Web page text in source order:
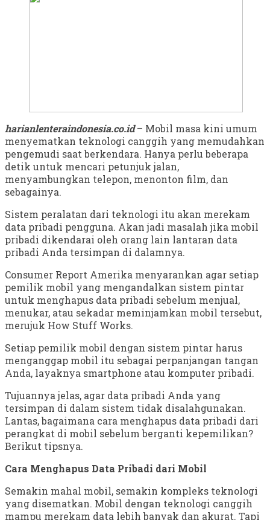
harianlenteraindonesia.co.id– Mobil masa kini umum
menyematkan teknologi canggih yang memudahkan
pengemudi saat berkendara. Hanya perlu beberapa
detik untuk mencari petunjuk jalan,
menyambungkan telepon, menonton film, dan
sebagainya.
Sistem peralatan dari teknologi itu akan merekam
data pribadi pengguna. Akan jadi masalah jika mobil
pribadi dikendarai oleh orang lain lantaran data
pribadi Anda tersimpan di dalamnya.
Consumer Report Amerika menyarankan agar setiap
pemilik mobil yang mengandalkan sistem pintar
untuk menghapus data pribadi sebelum menjual,
menukar, atau sekadar meminjamkan mobil tersebut,
merujuk How Stuff Works.
Setiap pemilik mobil dengan sistem pintar harus
menganggap mobil itu sebagai perpanjangan tangan
Anda, layaknya smartphone atau komputer pribadi.
Tujuannya jelas, agar data pribadi Anda yang
tersimpan di dalam sistem tidak disalahgunakan.
Lantas, bagaimana cara menghapus data pribadi dari
perangkat di mobil sebelum berganti kepemilikan?
Berikut tipsnya.
Cara Menghapus Data Pribadi dari Mobil
Semakin mahal mobil, semakin kompleks teknologi
yang disematkan. Mobil dengan teknologi canggih
mampu merekam data lebih banyak dan akurat. Tapi